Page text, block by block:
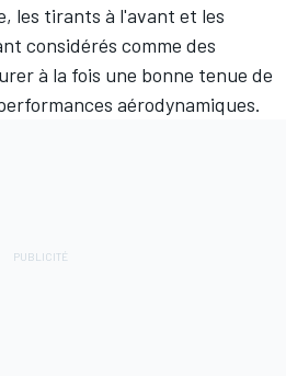
les tirants à l'avant et les
considérés comme des
à la fois une bonne tenue de
aérodynamiques.